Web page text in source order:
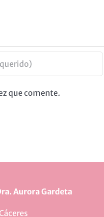
que comente.
Aurora Gardeta